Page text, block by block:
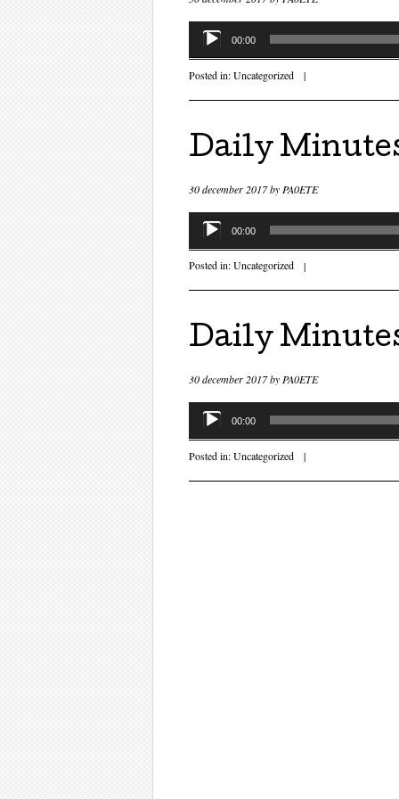
Audiospeler
00:00
Posted in:Uncategorized |
Daily
30 december 2017by PA0ETE
Audiospeler
00:00
Posted in:Uncategorized |
Daily
30 december 2017by PA0ETE
Audiospeler
00:00
Posted in:Uncategorized |